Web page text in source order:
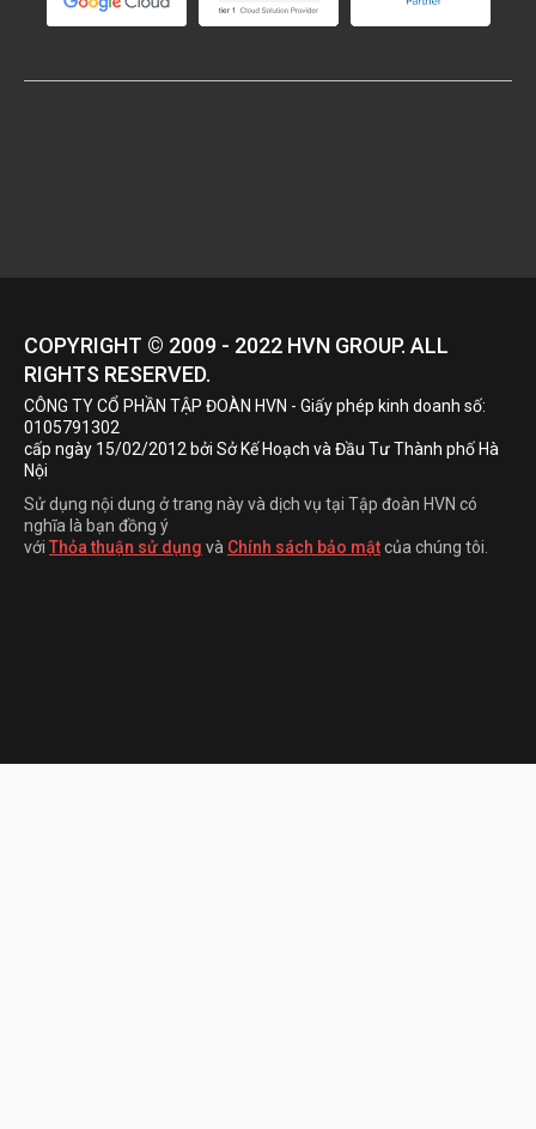
COPYRIGHT © 2009 - 2022 HVN GROUP. ALL
RIGHTS RESERVED.
CÔNG TY CỔ PHẦN TẬP ĐOÀN HVN - Giấy phép kinh doanh số:
0105791302
cấp ngày 15/02/2012 bởi Sở Kế Hoạch và Đầu Tư Thành phố Hà
Nội
Sử dụng nội dung ở trang này và dịch vụ tại Tập đoàn HVN có
nghĩa là bạn đồng ý
với Thỏa thuận sử dụng và Chính sách bảo mậtcủa chúng tôi.